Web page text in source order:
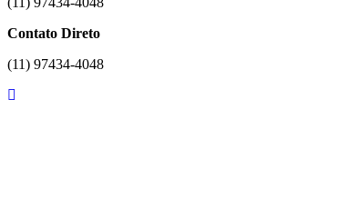
Contato Direto
(11) 97434-4048